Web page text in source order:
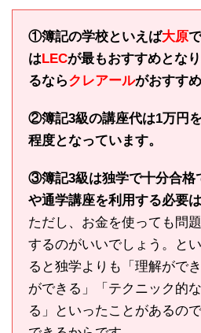
①簿記の学校といえば大原
はLECが最もおすすめとな
るならクレアールがおすすめ
②簿記3級の講座代は1万円
程度となっています。
③簿記3級は独学で十分合格
や通学講座を利用する必要は
ただし、お金を使っても問
するのがいいでしょう。と
ると独学よりも「理解がで
ができる」「テクニック的
る」といったことがあるの